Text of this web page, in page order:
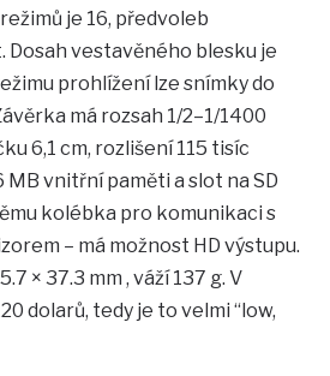
je 16, předvoleb
Dosah vestavěného blesku je
prohlížení lze snímky do
má rozsah 1/2–1/1400
6,1 cm, rozlišení 115 tisíc
MB vnitřní paměti a slot na SD
kolébka pro komunikaci s
– má možnost HD výstupu.
× 37.3 mm , váží 137 g. V
dolarů, tedy je to velmi “low,